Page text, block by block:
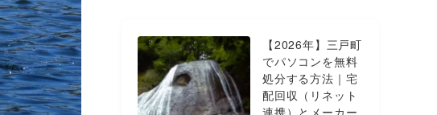
【2026年】三戸町
でパソコンを無料
処分する方法｜宅
配回収（リネット
連携）とメーカー